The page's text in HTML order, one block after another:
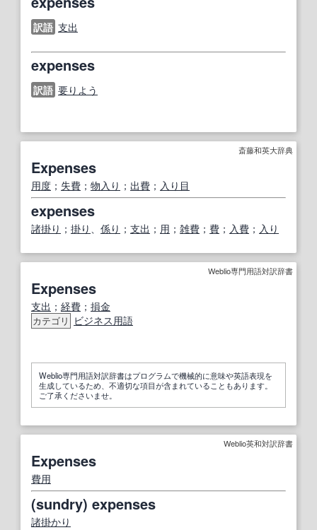
訳語 支出
expenses
訳語 要りよう
斎藤和英大辞典
Expenses
用度 ； 失費 ； 物入り ； 出費 ； 入り目
expenses
諸掛り ； 掛り 、 係り ； 支出 ； 用 ； 雑費 ； 費 ； 入費 ； 入り
Weblio専門用語対訳辞書
Expenses
支出 ； 経費 ； 損金
カテゴリ ビジネス用語
Weblio専門用語対訳辞書はプログラムで機械的に意味や英語表現を
生成しているため、不適切な項目が含まれていることもあります。
ご了承くださいませ。
Weblio英和対訳辞書
Expenses
費用
(sundry) expenses
諸掛かり